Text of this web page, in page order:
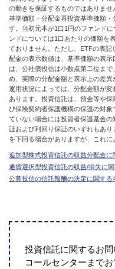
の動きを保証するものではありませ
基準価額・分配金再投資基準価額
す。当初元本が1口1円のファンド
ンドについては1口あたりの価額を
ておりません。ただし、ETFの表
配金の表示数値は、基準価額の表
は、公社債投信は小数点第二位ま
め、実際の分配金額と表示上の差異
運用状況によっては、分配金額が
あります。投資信託は、預金等や
び保険契約者保護機構の保護の対
ていない場合には投資者保護基金
証および利回り保証のいずれもあ
を下回る場合がありますが、これに
追加型株式投資信託の収益分配金に
通貨選択型投資信託の収益/損失に
公募投信の信託報酬の決定に関する
投資信託に関するお
コールセンターまで